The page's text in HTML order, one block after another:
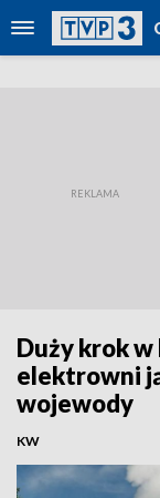
Duży krok
elektrowni
wojewody
KW